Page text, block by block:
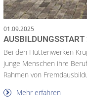
01.09.2025
Bei den Hüttenwerken
junge Menschen ihre
Rahmen von
Mehr erfahren